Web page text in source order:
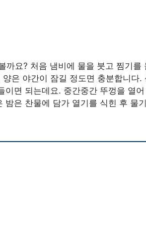
까요? 처음 냄비에 물을 붓고 찜기
은 야간이 잠길 정도면 충분합니다
이면 되는데요. 중간중간 뚜껑을 열
밤은 찬물에 담가 열기를 식힌 후 물